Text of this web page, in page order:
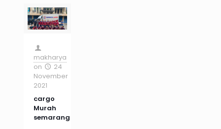
makharya
on
24
November
2021
cargo
Murah
semarang